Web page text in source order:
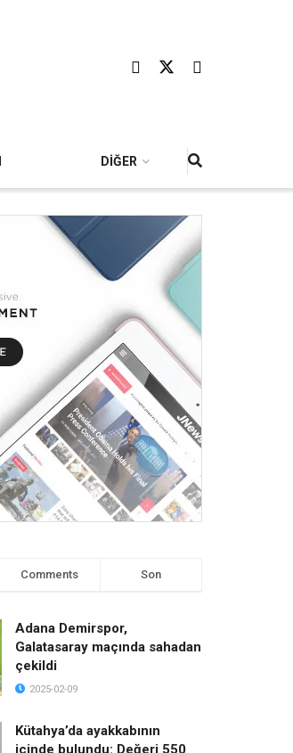
DİĞER
Comments Son
Adana Demirspor,
Galatasaray maçında sahadan
çekildi
2025-02-09
Kütahya’da ayakkabının
içinde bulundu: Değeri 550